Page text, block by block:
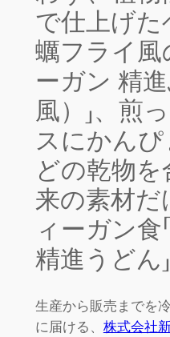
で仕上げ
蠣フライ風
ーガン 精
風）」、煎
スにかん
どの乾物
来の素材
ィーガン食
精進うどん
生産から販売までを
に届ける、 株式会社